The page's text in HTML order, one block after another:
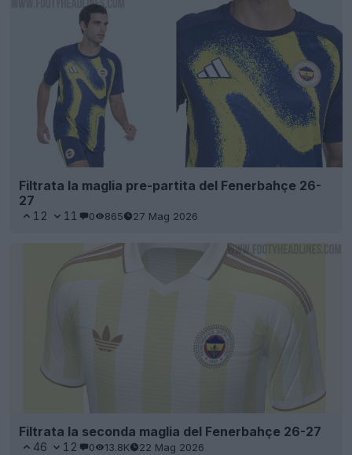
Filtrata la maglia pre-partita del Fenerbahçe 26-
27
12 11 0 865 27 Mag 2026
Filtrata la seconda maglia del Fenerbahçe 26-27
46 12 0 13.8K 22 Mag 2026